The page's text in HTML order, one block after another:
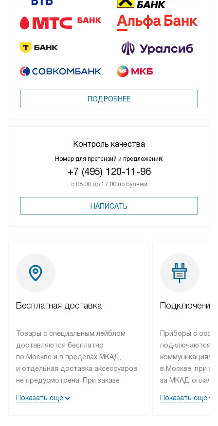
ПОДРОБНЕЕ
Контроль качества
Номер для претензий и предложений:
+7 (495) 120-11-96
с 08:00 до 17:00 по будням
НАПИСАТЬ
Бесплатная доставка
Товары с специальным лейблом
доставляются бесплатно
по Москве и в пределах МКАД,
и отдельная доставка аксессуаров
не предусмотрена. При заказе
рекомендуем обсудить
Показать ещё
Подключение
Приборы с
подключаются к
коммуникациям
в Москве, при
за МКАД
партнера
Показать ещё